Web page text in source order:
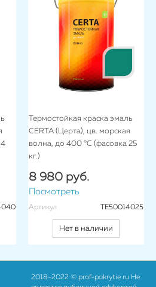
Термостойкая краска эмаль
CERTA (Церта), цв. морская
волна, до 400 °C (фасовка 25
кг.)
8 980 руб.
Посмотреть
Артикул TE50014025
Нет в наличии
2018-2022 © prof-pokrytie.ru Не